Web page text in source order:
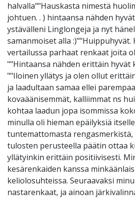
halvalla""Hauskasta nimestä
johtuen. . ) hintaansa nähden
ystävälleni Linglongeja ja nyt
samanmoiset alla :)""Huippuhyvät.
vertailussa parhaat renkaat joita
""Hintaansa nähden erittäin hyvät
""Iloinen yllätys ja olen ollut
ja laadultaan samaa ellei
kovaäänisemmät, kalliimmat ns
kohtaa laadun jopa isommissa
minulla oli hieman epäilyksiä
tuntemattomasta
tulosten perusteella päätin ottaa
yllätyinkin erittäin positiivisesti.
kesärenkaiden kanssa
keliolosuhteissa. Seuraavaksi
nastarenkaat, ja ainoan